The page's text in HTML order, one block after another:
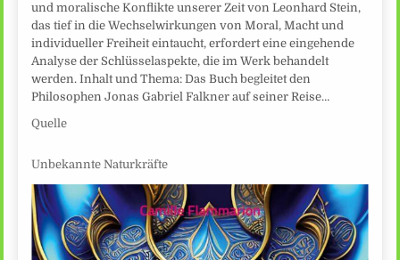
und moralische Konflikte unserer Zeit von Leonhard Stein,
das tief in die Wechselwirkungen von Moral, Macht und
individueller Freiheit eintaucht, erfordert eine eingehende
Analyse der Schlüsselaspekte, die im Werk behandelt
werden. Inhalt und Thema: Das Buch begleitet den
Philosophen Jonas Gabriel Falkner auf seiner Reise…
Quelle
Unbekannte Naturkräfte